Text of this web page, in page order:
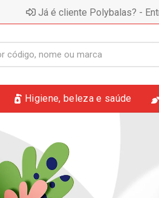
Já é cliente Polybalas? -
Higiene, beleza e saúde